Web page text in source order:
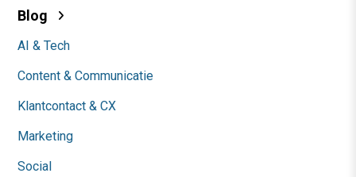
Blog
AI & Tech
Content & Communicatie
Klantcontact & CX
Marketing
Social